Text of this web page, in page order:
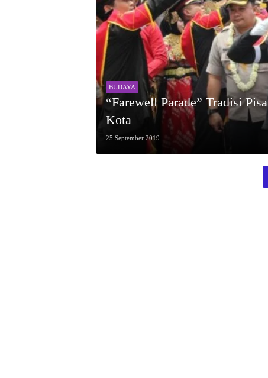
BUDAYA
“Farewell Parade” Tradisi
Kota
25 September 2019